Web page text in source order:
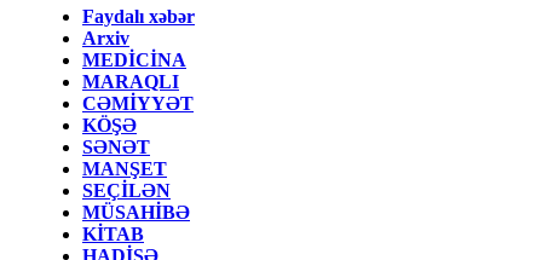
Faydalı xəbər
Arxiv
MEDİCİNA
MARAQLI
CƏMİYYƏT
KÖŞƏ
SƏNƏT
MANŞET
SEÇİLƏN
MÜSAHİBƏ
KİTAB
HADİSƏ